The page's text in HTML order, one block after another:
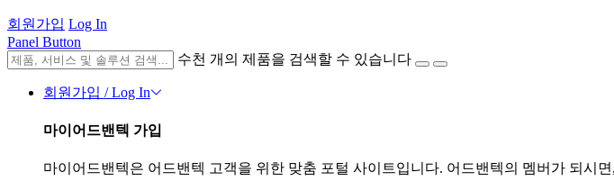
회원가입 Log In
Panel Button
수천 개의 제품을 검색할 수 있습니다
회원가입 / Log In
마이어드밴텍 가입
마이어드밴텍은 어드밴텍 고객을 위한 맞춤 포털 사이트입니다. 어드밴텍의 멤버가 되시